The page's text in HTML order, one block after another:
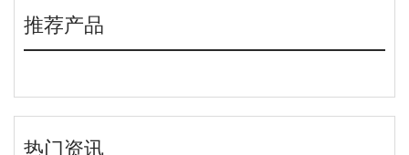
推荐产品
热门资讯